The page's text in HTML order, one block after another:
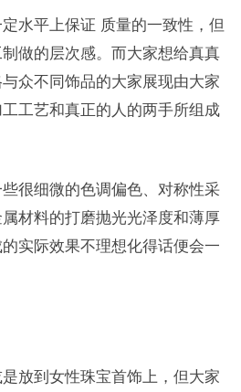
水平上保证 质量的一致性，但
做的层次感。而大家想给真真
众不同饰品的大家展现由大家
工艺和真正的人的两手所组成
很细微的色调偏色、对称性采
材料的打磨抛光光泽度和薄厚
实际效果不理想化得话便会一
放到女性珠宝首饰上，但大家